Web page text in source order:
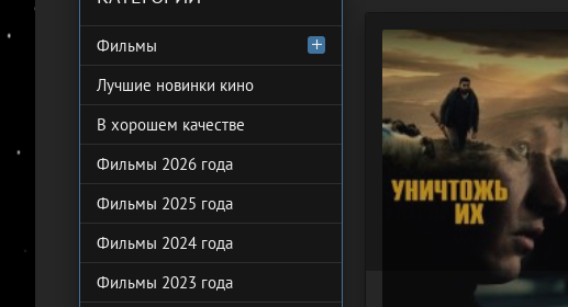
Фильмы
Лучшие новинки кино
В хорошем качестве
Фильмы 2026 года
Фильмы 2025 года
Фильмы 2024 года
Фильмы 2023 года